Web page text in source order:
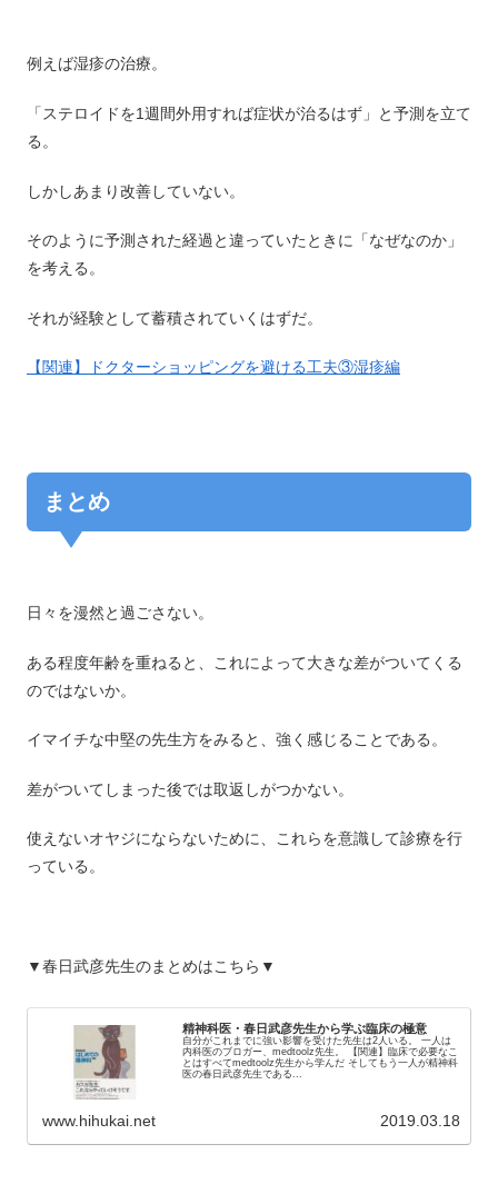
例えば湿疹の治療。
「ステロイドを1週間外用すれば症状が治るはず」と予測を立て
る。
しかしあまり改善していない。
そのように予測された経過と違っていたときに「なぜなのか」
を考える。
それが経験として蓄積されていくはずだ。
【関連】ドクターショッピングを避ける工夫③湿疹編
まとめ
日々を漫然と過ごさない。
ある程度年齢を重ねると、これによって大きな差がついてくる
のではないか。
イマイチな中堅の先生方をみると、強く感じることである。
差がついてしまった後では取返しがつかない。
使えないオヤジにならないために、これらを意識して診療を行
っている。
▼春日武彦先生のまとめはこちら▼
精神科医・春日武彦先生から学ぶ臨床の極意
自分がこれまでに強い影響を受けた先生は2人いる。 一人は
内科医のブロガー、medtoolz先生。 【関連】臨床で必要なこ
とはすべてmedtoolz先生から学んだ そしてもう一人が精神科
医の春日武彦先生である...
www.hihukai.net 2019.03.18